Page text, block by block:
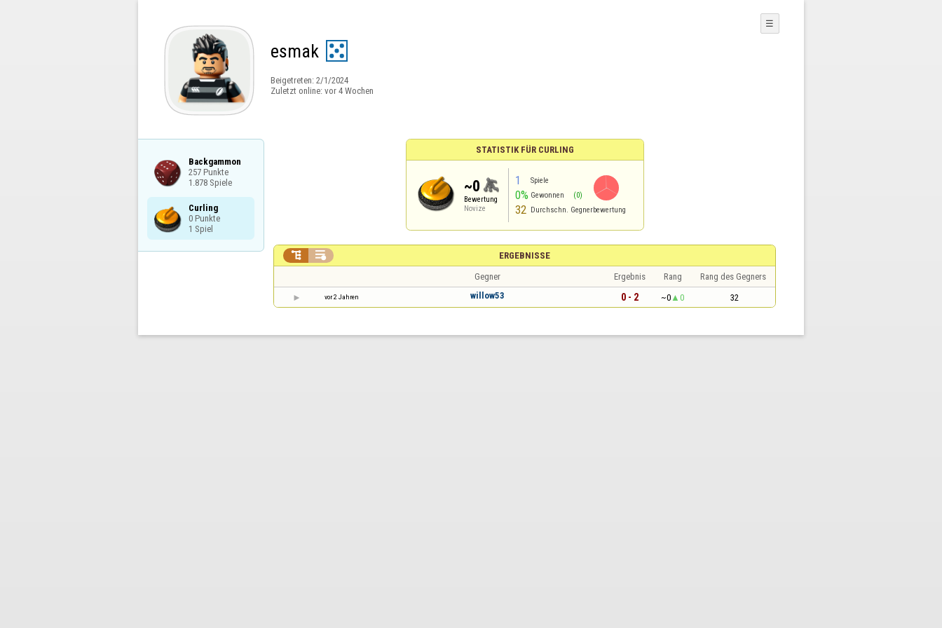
esmak
Beigetreten: 2/1/2024
Zuletzt online: vor 4 Wochen
☰
Backgammon
257 Punkte
1.878 Spiele
Curling
0 Punkte
1 Spiel
STATISTIK FÜR CURLING
~0
Bewertung
Novize
1 Spiele
0% Gewonnen (0)
32 Durchschn. Gegnerbewertung
ERGEBNISSE
 
Gegner Ergebnis Rang Rang des Gegners
vor 2 Jahren willow53 0 - 2 ~0 0 32